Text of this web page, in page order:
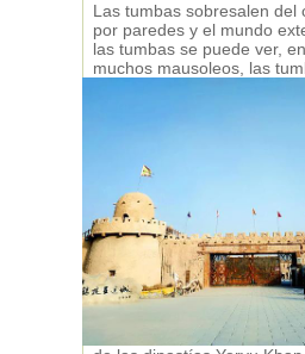
Las tumbas sobresalen del
por paredes y el mundo
las tumbas se puede ver,
muchos mausoleos, las